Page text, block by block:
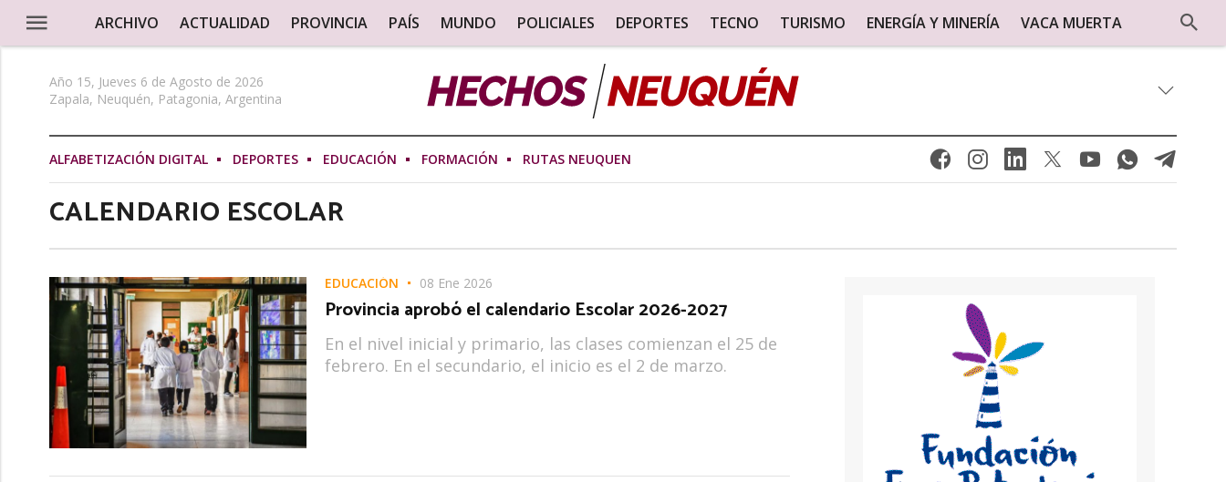
ARCHIVO ACTUALIDAD PROVINCIA PAÍS MUNDO POLICIALES DEPORTES TECNO TURISMO ENERGÍA Y MINERÍA VACA MUERTA
Año 15, Jueves 6 de Agosto de 2026
Zapala, Neuquén, Patagonia, Argentina
ALFABETIZACIÓN DIGITAL DEPORTES EDUCACIÓN FORMACIÓN RUTAS NEUQUEN
CALENDARIO ESCOLAR
EDUCACIÓN 08 Ene 2026
Provincia aprobó el calendario Escolar 2026-2027
En el nivel inicial y primario, las clases comienzan el 25 de
febrero. En el secundario, el inicio es el 2 de marzo.